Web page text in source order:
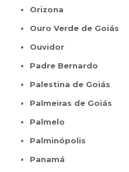
Orizona
Ouro Verde de Goiás
Ouvidor
Padre Bernardo
Palestina de Goiás
Palmeiras de Goiás
Palmelo
Palminópolis
Panamá